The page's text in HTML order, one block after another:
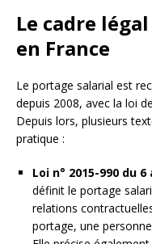
Le cadre
en France
Le portage salarial est
depuis 2008, avec la loi
Depuis lors, plusieurs
pratique :
Loi n° 2015-990 du
définit le portage
relations
portage, une